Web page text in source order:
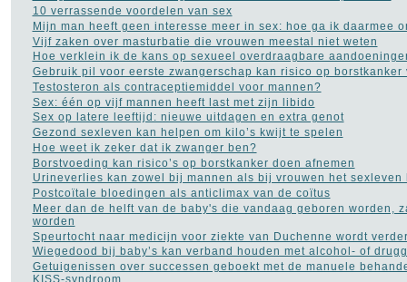
kanker(36)
Angstaanvallen(40)
Asperger(17)
Autisme(47)
Bedwateren(8)
Beroerte(27)
Bloed in de stoelgang(3)
Borderline(31)
Borstkanker(69)
Botox(5)
Cholesterol(22)
Chronisch
vermoeidheidssyndroom
CVS(10)
Constipatie
Darmkanker(35)
Depressie(101)
Diabetes(51)
10 verrassende voordelen van sex
Mijn man heeft geen interesse meer in sex: hoe ga ik daarmee
Vijf zaken over masturbatie die vrouwen meestal niet weten
Hoe verklein ik de kans op sexueel overdraagbare
Gebruik pil voor eerste zwangerschap kan risico op borstkanker
Testosteron als contraceptiemiddel voor mannen?
Sex: één op vijf mannen heeft last met zijn libido
Sex op latere leeftijd: nieuwe uitdagen en extra genot
Gezond sexleven kan helpen om kilo’s kwijt te spelen
Hoe weet ik zeker dat ik zwanger ben?
Borstvoeding kan risico’s op borstkanker doen afnemen
Urineverlies kan zowel bij mannen als bij vrouwen het sexleven
Postcoïtale bloedingen als anticlimax van de coïtus
Meer dan de helft van de baby's die vandaag geboren worden,
worden
Speurtocht naar medicijn voor ziekte van Duchenne wordt
Wiegedood bij baby’s kan verband houden met alcohol- of
Getuigenissen over successen geboekt met de manuele
KISS-syndroom